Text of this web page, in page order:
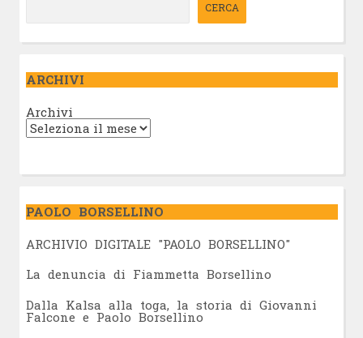
CERCA
ARCHIVI
Archivi
PAOLO BORSELLINO
ARCHIVIO DIGITALE "PAOLO BORSELLINO"
La denuncia di Fiammetta Borsellino
Dalla Kalsa alla toga, la storia di Giovanni
Falcone e Paolo Borsellino